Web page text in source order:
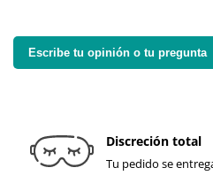
Escribe tu opinión o tu pregunta
Discreción total
Tu pedido se